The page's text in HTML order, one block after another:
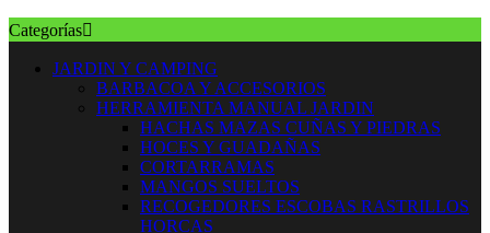
Categorías
JARDIN Y CAMPING
BARBACOA Y ACCESORIOS
HERRAMIENTA MANUAL JARDIN
HACHAS MAZAS CUÑAS Y PIEDRAS
HOCES Y GUADAÑAS
CORTARRAMAS
MANGOS SUELTOS
RECOGEDORES ESCOBAS RASTRILLOS
HORCAS